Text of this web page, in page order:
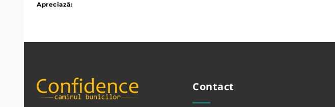
Apreciază:
Contact